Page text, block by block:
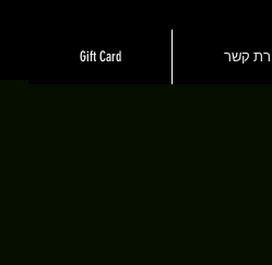
Gift Card קשר